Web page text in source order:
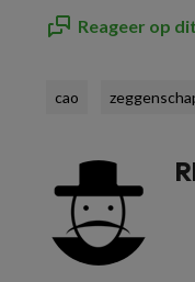
Reageer op
cao